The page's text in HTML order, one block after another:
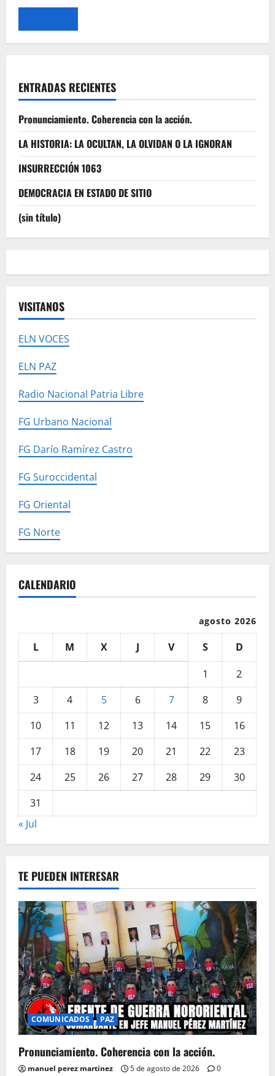
ENTRADAS RECIENTES
Pronunciamiento. Coherencia con la acción.
LA HISTORIA: LA OCULTAN, LA OLVIDAN O LA IGNORAN
INSURRECCIÓN 1063
DEMOCRACIA EN ESTADO DE SITIO
(sin título)
VISITANOS
ELN VOCES
ELN PAZ
Radio Nacional Patria Libre
FG Urbano Nacional
FG Darío Ramírez Castro
FG Suroccidental
FG Oriental
FG Norte
CALENDARIO
agosto 2026
L M X J V S
D
1
2
3
4 5 6 7 8
9
10
11 12 13 14 15
16
17
18 19 20 21 22
23
24
25 26 27 28 29
30
31
« Jul
TE PUEDEN INTERESAR
COMUNICADOS PAZ
Pronunciamiento. Coherencia con la acción.
manuel perez martinez 5 de agosto de 2026 0